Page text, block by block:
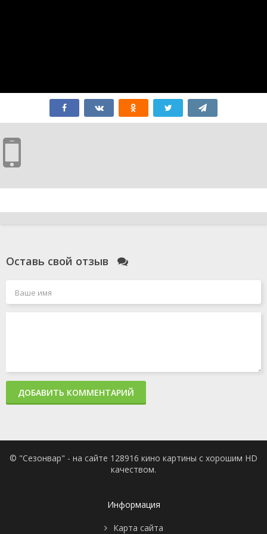
Оставь свой отзыв
ДОБАВИТЬ КОММЕНТАРИЙ
© "Сезонвар" - на сайте 128916 кино картины с хорошим HD
качеством.
Информация
Карта сайта